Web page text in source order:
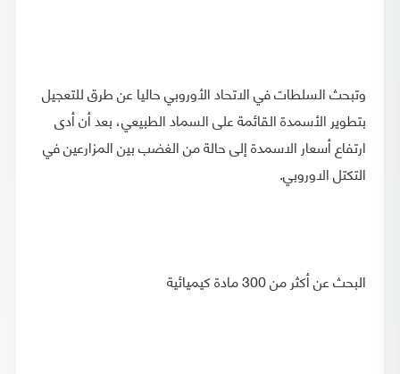
وتبحث السلطات في الاتحاد الأوروبي حاليا عن طرق للتعجيل
بتطوير الأسمدة القائمة على السماد الطبيعي، بعد أن أدى
ارتفاع أسعار الاسمدة إلى حالة من الغضب بين المزارعين في
التكتل الاوروبي.
البحث عن أكثر من 300 مادة كيميائية